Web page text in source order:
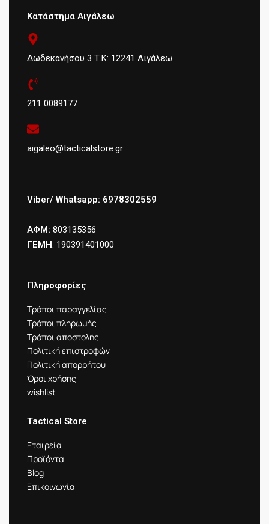
Κατάστημα Αιγάλεω
Δωδεκανήσου 3 Τ.Κ: 12241 Αιγάλεω
211 0089177
aigaleo@tacticalstore.gr
Viber/ Whatsapp: 6978302559
ΑΦΜ: 803135356
ΓΕΜΗ: 190391401000
Πληροφορίες
Τρόποι παραγγελίας
Τρόποι πληρωμής
Τρόποι αποστολής
Πολιτική επιστροφών
Πολιτική απορρήτου
Όροι χρήσης
wishlist
Tactical Store
Εταιρεία
Προϊόντα
Blog
Επικοινωνία